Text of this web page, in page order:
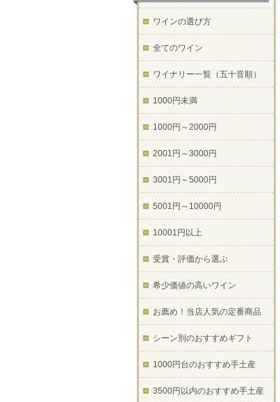
ワインの選び方
全てのワイン
ワイナリー一覧（五十音順）
1000円未満
1000円～2000円
2001円～3000円
3001円～5000円
5001円～10000円
10001円以上
受賞・評価から選ぶ
希少価値の高いワイン
お薦め！当店人気の定番商品
シーン別のおすすめギフト
1000円台のおすすめ手土産
3500円以内のおすすめ手土産